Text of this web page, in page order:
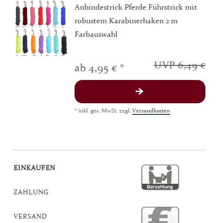
Anbindestrick Pferde Führstrick mit
robustem Karabinerhaken 2 m
Farbauswahl
UVP 6,49 €
ab 4,95 € *
* inkl. ges. MwSt. zzgl. Versandkosten
EINKAUFEN
ZAHLUNG
VERSAND